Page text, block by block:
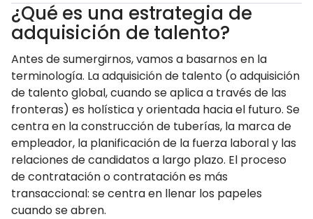
¿Qué es una estrategia de
adquisición de talento?
Antes de sumergirnos, vamos a basarnos en la
terminología. La adquisición de talento (o adquisición
de talento global, cuando se aplica a través de las
fronteras) es holística y orientada hacia el futuro. Se
centra en la construcción de tuberías, la marca de
empleador, la planificación de la fuerza laboral y las
relaciones de candidatos a largo plazo. El proceso
de contratación o contratación es más
transaccional: se centra en llenar los papeles
cuando se abren.